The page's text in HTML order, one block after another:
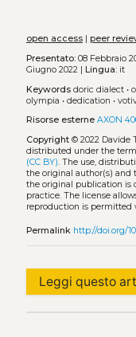
open access| peer
Presentato:08 Febbraio
Giugno 2022 | Lingua:it
Keywords doric dialect•
olympia • dedication •
Risorse esterne AXON
Copyright© 2022 Davide
distributed under the
(CC BY). The use,
the original author(s) and
the original publication is
practice. The license
reproduction is permitted
Permalink http://doi.org/
Leggi questo